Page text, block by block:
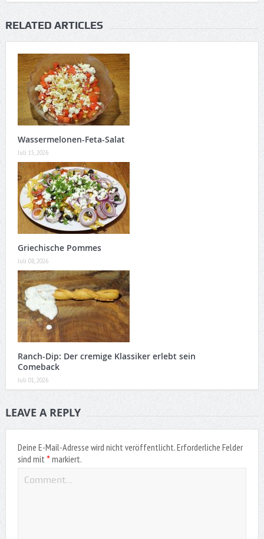
RELATED ARTICLES
Wassermelonen-Feta-Salat
Juli 15, 2026
Griechische Pommes
Juli 08, 2026
Ranch-Dip: Der cremige Klassiker erlebt sein
Comeback
Juli 01, 2026
LEAVE A REPLY
Deine E-Mail-Adresse wird nicht veröffentlicht.Erforderliche Felder
sind mit *markiert.